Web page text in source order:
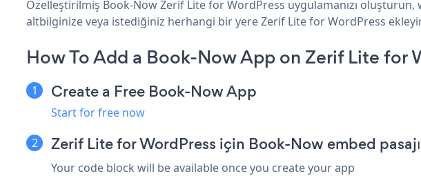
Özelleştirilmiş Book-Now Zerif Lite for WordPress uygulamanızı
altbilginize veya istediğiniz herhangi bir yere Zerif Lite for WordPress
How To Add a Book-Now App on Zerif Lite for
Create a Free Book-Now App
Start for free now
Zerif Lite for WordPress için Book-Now embed
Your code block will be available once you create your app